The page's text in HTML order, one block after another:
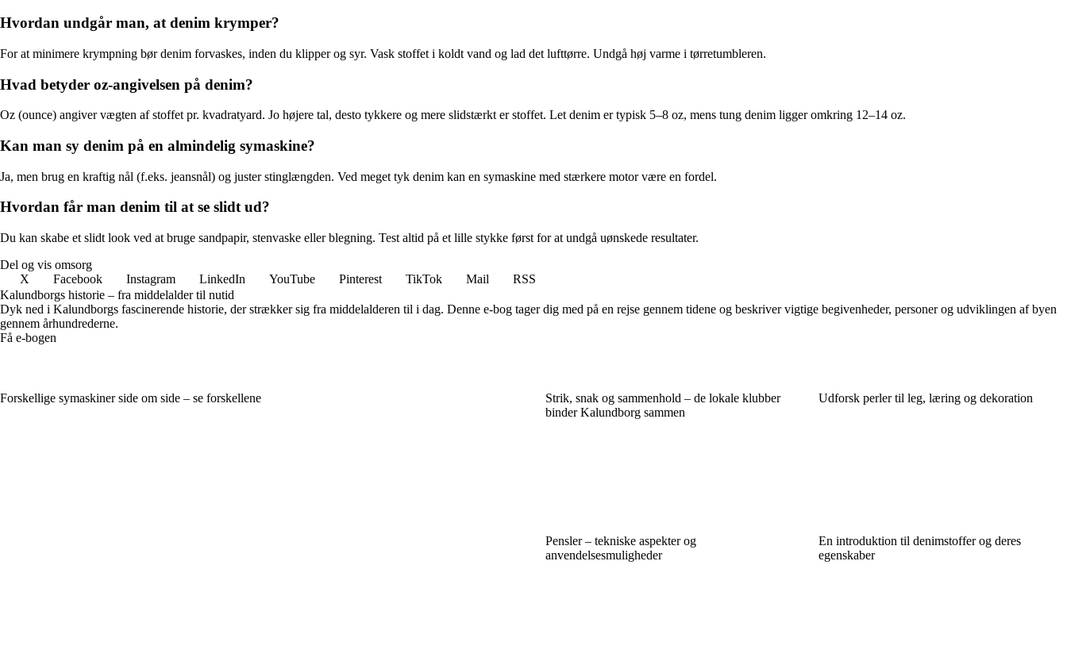
Hvordan undgår man, at denim krymper?
For at minimere krympning bør denim forvaskes, inden du klipper og syr. Vask stoffet i koldt vand og lad det lufttørre. Undgå høj varme i tørretumbleren.
Hvad betyder oz-angivelsen på denim?
Oz (ounce) angiver vægten af stoffet pr. kvadratyard. Jo højere tal, desto tykkere og mere slidstærkt er stoffet. Let denim er typisk 5–8 oz, mens tung denim ligger omkring 12–14 oz.
Kan man sy denim på en almindelig symaskine?
Ja, men brug en kraftig nål (f.eks. jeansnål) og juster stinglængden. Ved meget tyk denim kan en symaskine med stærkere motor være en fordel.
Hvordan får man denim til at se slidt ud?
Du kan skabe et slidt look ved at bruge sandpapir, stenvaske eller blegning. Test altid på et lille stykke først for at undgå uønskede resultater.
Del og vis omsorg
X
Facebook Instagram LinkedIn YouTube Pinterest TikTok Mail
RSS
Kalundborgs historie – fra middelalder til nutid
Dyk ned i Kalundborgs fascinerende historie, der strækker sig fra middelalderen til i dag. Denne e-bog tager dig med på en rejse gennem tidene og beskriver vigtige begivenheder, personer og udviklingen af byen
gennem århundrederne.
Få e-bogen
Forskellige symaskiner side om side – se forskellene
Strik, snak og sammenhold – de lokale klubber
binder Kalundborg sammen
Udforsk perler til leg, læring og dekoration
Pensler – tekniske aspekter og
anvendelsesmuligheder
En introduktion til denimstoffer og deres
egenskaber